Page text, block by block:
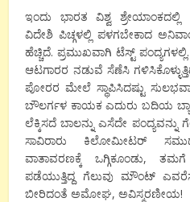
ಇಂದು ಭಾರತ ವಿಶ್ವ ಶ್ರೇಯಾಂಕದಲ್ಲಿ
ವಿದೇಶಿ ಪಿಚ್ಗಳಲ್ಲಿ ಪಳಗಬೇಕಾದ
ಹೆಚ್ಚಿದೆ. ಪ್ರಮುಖವಾಗಿ ಟೆಸ್ಟ್
ಆಟಗಾರರ ನಡುವೆ ಸೆಣೆಸಿ
ಪೋರರ ಮೇಲೆ ಸ್ಥಾಪಿಸಿದಷ್ಟು
ಬೌಲರ್ಗಳ ಕಾಯಕ ಎದುರು ಬದಿಯ
ಲೆಕ್ಕಿಸದೆ ಬಾಲನ್ನು ಎಸೆದೇ ಪಂದ್ಯವನ್ನು
ಸಾವಿರಾರು ಕಿಲೋಮೀಟರ್
ವಾತಾವರಣಕ್ಕೆ ಒಗ್ಗಿಕೂಂಡು,
ಪಡೆಯುತ್ತಿದ್ದ ಗೆಲುವು ಮೌಂಟ್
ಬೀರಿದಂತೆ ಅಮೋಘ,ಅವಿಸ್ಮರಣೀಯ!